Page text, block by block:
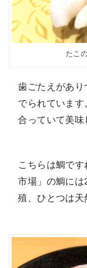
たこ
歯ごたえがあ
でられています
合っていて美
こちらは鯛で
市場」の鯛に
殖、ひとつは天